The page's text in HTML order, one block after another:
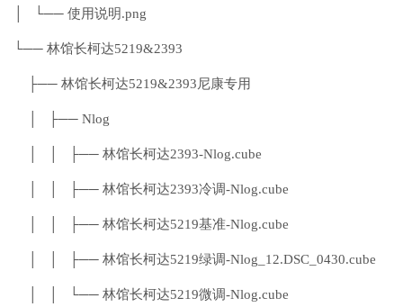
│ └── 使用说明.png
└── 林馆长柯达5219&2393
├── 林馆长柯达5219&2393尼康专用
│ ├── Nlog
│ │ ├── 林馆长柯达2393-Nlog.cube
│ │ ├── 林馆长柯达2393冷调-Nlog.cube
│ │ ├── 林馆长柯达5219基准-Nlog.cube
│ │ ├── 林馆长柯达5219绿调-Nlog_12.DSC_0430.cube
│ │ └── 林馆长柯达5219微调-Nlog.cube